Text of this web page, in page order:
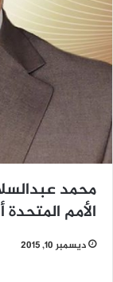
محمد
الأمم
ديسمبر 10, 2015